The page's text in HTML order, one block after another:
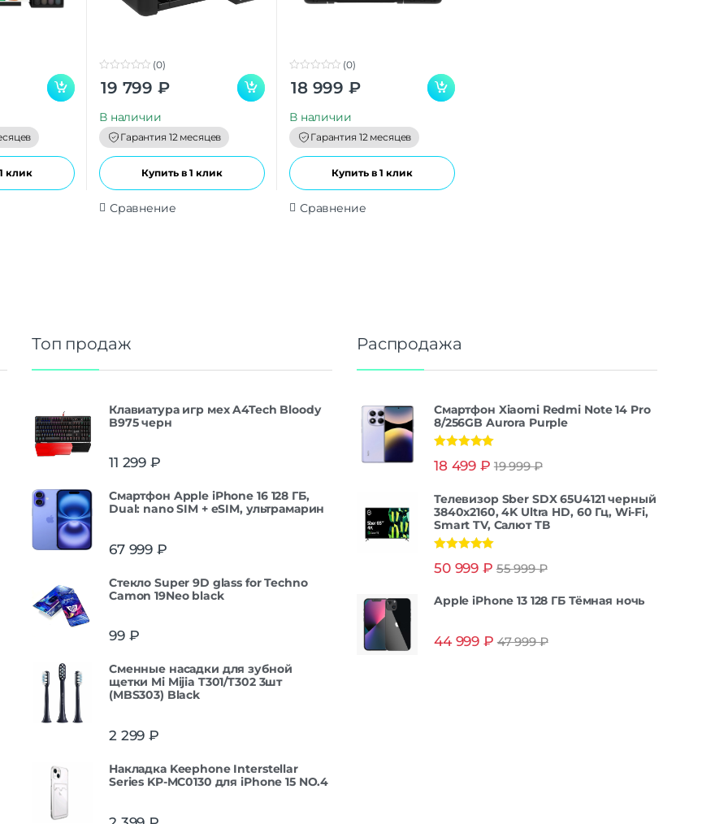
клик
o
(0)
19 799 ₽
В наличии
Гарантия 12 месяцев
Купить в 1 клик
Сравнение
o
(0)
18 999 ₽
В наличии
Гарантия 12 месяцев
Купить в 1 клик
Сравнение
Топ продаж
Клавиатура игр мех A4Tech Bloody
B975 черн
11 299 ₽
Смартфон Apple iPhone 16 128 ГБ,
Dual: nano SIM + eSIM, ультрамарин
67 999 ₽
Стекло Super 9D glass for Techno
Camon 19Neo black
99₽
Сменные насадки для зубной
щетки Mi Mijia T301/T302 3шт
(MBS303) Black
2 299 ₽
Накладка Keephone Interstellar
Series KP-MC0130 для iPhone 15 NO.4
Распродажа
Смартфон Xiaomi Redmi Note 14 Pro
8/256GB Aurora Purple
из 5
18 499 ₽ 19 999₽
Телевизор Sber SDX 65U4121 черный
3840x2160, 4K Ultra HD, 60 Гц, Wi-Fi,
Smart TV, Салют ТВ
из 5
50 999 ₽ 55 999₽
Apple iPhone 13 128 ГБ Тёмная ночь
44 999 ₽ 47 999₽